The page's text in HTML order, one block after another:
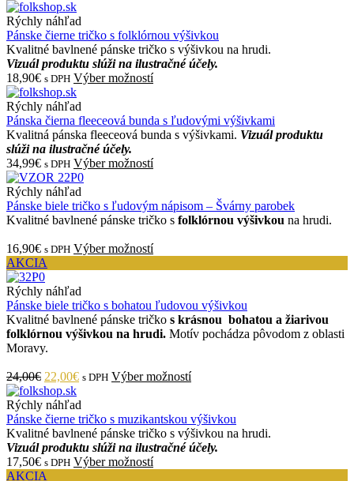
Rýchly náhľad
Pánske čierne tričko s folklórnou výšivkou
Kvalitné bavlnené pánske tričko s výšivkou na hrudi.
Vizuál produktu slúži na ilustračné účely.
18,90€ s DPH Výber možností
Rýchly náhľad
Pánska čierna fleeceová bunda s ľudovými výšivkami
Kvalitná pánska fleeceová bunda s výšivkami. Vizuál produktu
slúži na ilustračné účely.
34,99€ s DPH Výber možností
Rýchly náhľad
Pánske biele tričko s ľudovým nápisom – Švárny parobek
Kvalitné bavlnené pánske tričko s folklórnou výšivkou na hrudi.
16,90€ s DPH Výber možností
AKCIA
Rýchly náhľad
Pánske biele tričko s bohatou ľudovou výšivkou
Kvalitné bavlnené pánske tričko s krásnou bohatou a žiarivou
folklórnou výšivkou na hrudi. Motív pochádza pôvodom z oblasti
Moravy.
24,00€ 22,00€ s DPH Výber možností
Rýchly náhľad
Pánske čierne tričko s muzikantskou výšivkou
Kvalitné bavlnené pánske tričko s výšivkou na hrudi.
Vizuál produktu slúži na ilustračné účely.
17,50€ s DPH Výber možností
AKCIA